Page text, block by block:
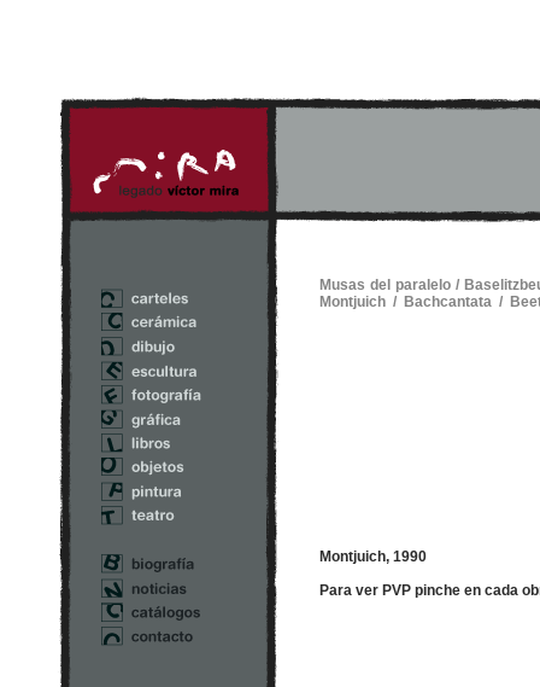
Musas del paralelo/
Montjuich/ Bachcantata/
Montjuich, 1990
Para ver PVP pinche en cada